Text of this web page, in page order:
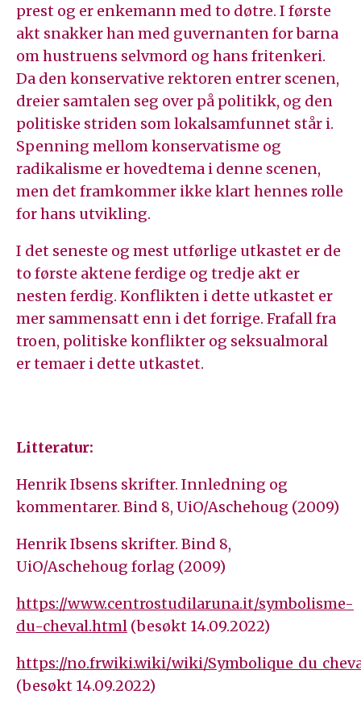
prest og er enkemann med to døtre. I første
akt snakker han med guvernanten for barna
om hustruens selvmord og hans fritenkeri.
Da den konservative rektoren entrer scenen,
dreier samtalen seg over på politikk, og den
politiske striden som lokalsamfunnet står i.
Spenning mellom konservatisme og
radikalisme er hovedtema i denne scenen,
men det framkommer ikke klart hennes rolle
for hans utvikling.
I det seneste og mest utførlige utkastet er de
to første aktene ferdige og tredje akt er
nesten ferdig. Konflikten i dette utkastet er
mer sammensatt enn i det forrige. Frafall fra
troen, politiske konflikter og seksualmoral
er temaer i dette utkastet.
Litteratur:
Henrik Ibsens skrifter. Innledning og
kommentarer. Bind 8, UiO/Aschehoug (2009)
Henrik Ibsens skrifter. Bind 8,
UiO/Aschehoug forlag (2009)
https://www.centrostudilaruna.it/symbolisme-
du-cheval.html (besøkt 14.09.2022)
https://no.frwiki.wiki/wiki/
(besøkt 14.09.2022)